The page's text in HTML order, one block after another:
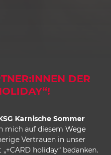
DER
Karnische Sommer
mich auf diesem Wege
Vertrauen in unser
holiday“ bedanken.